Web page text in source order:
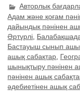
Авторлық
Адам және қоғам
дайындық пәнінен
Әртүрлі
Бастауыш сынып
ашық сабақтар
шынықтыру пәнінен
пәнінен ашық
әдебиетінен ашық